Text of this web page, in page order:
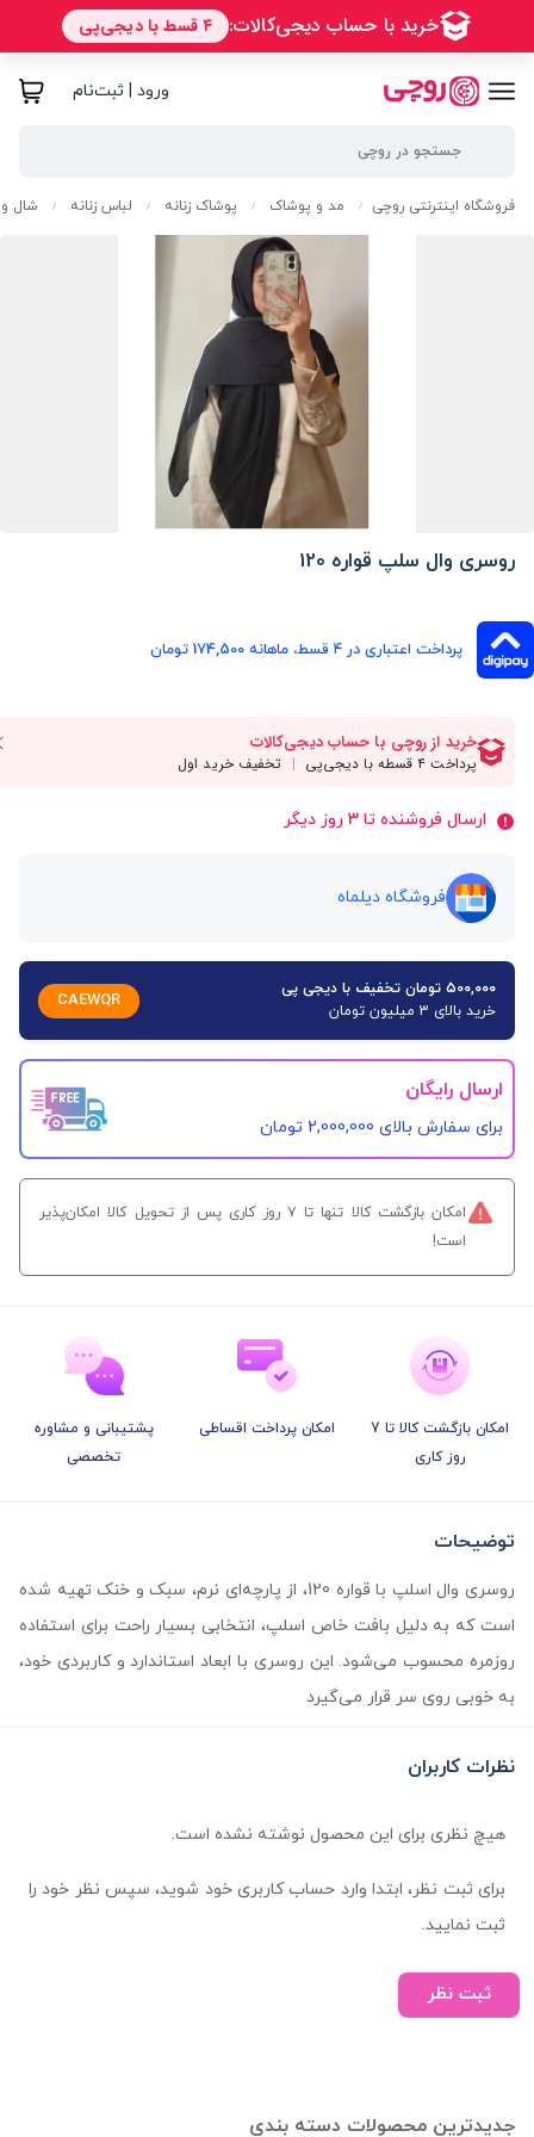
ورود | ثبت‌نام
فروشگاه اینترنتی روچی / مد و پوشاک / پوشاک زنانه / لباس زنانه / شال و
روسری وال سلپ قواره 120
پرداخت اعتباری در ۴ قسط، ماهانه 174,500 تومان
ارسال فروشنده تا 3 روز دیگر
فروشگاه دیلماه
۵۰۰,۰۰۰ تومان تخفیف با دیجی پی
خرید بالای 3 میلیون تومان
CAEWQR
ارسال رایگان
برای سفارش‌ بالای 2,000,000 تومان
امکان بازگشت کالا تنها تا ۷ روز کاری پس از تحویل کالا امکان‌پذیر
است!
امکان بازگشت کالا تا 7
روز کاری
امکان پرداخت اقساطی
پشتیبانی و مشاوره
تخصصی
توضیحات
روسری وال اسلپ با قواره 120، از پارچه‌ای نرم، سبک و خنک تهیه شده
است که به دلیل بافت خاص اسلپ، انتخابی بسیار راحت برای استفاده
روزمره محسوب می‌شود. این روسری با ابعاد استاندارد و کاربردی خود،
به خوبی روی سر قرار می‌گیرد
نظرات کاربران
هیچ نظری برای این محصول نوشته نشده است.
برای ثبت نظر، ابتدا وارد حساب کاربری خود شوید، سپس نظر خود را
ثبت نمایید.
ثبت نظر
جدیدترین محصولات دسته بندی